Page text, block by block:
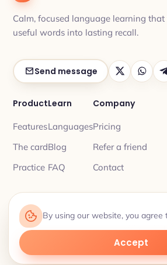
Calm, focused language learning that
useful words into lasting recall.
Send message
Product
Features
The card
Practice
Learn
Languages
Blog
FAQ
Company
Pricing
Refer a friend
Contact
© 2026 My Lingua Cards ·
Learn 18 languages, one word at a time.
By using our website, you agree
Accept